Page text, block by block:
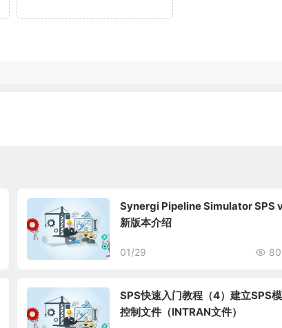
Synergi Pipeline Simulator SPS
新版本介绍
01/29
SPS快速入门教程（4）建立SPS
控制文件（INTRAN文件）